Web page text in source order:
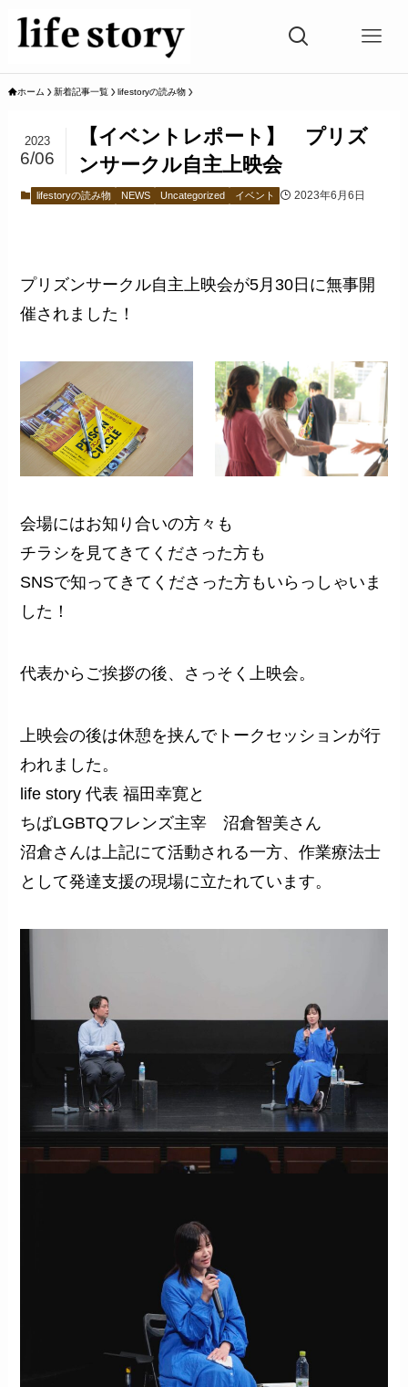
ホーム 新着記事一覧 lifestoryの読み物
【イベントレポート】 プリズ
ンサークル自主上映会
2023
6/06
lifestoryの読み物 NEWS Uncategorized イベント 2023年6月6日
プリズンサークル自主上映会が5月30日に無事開
催されました！
会場にはお知り合いの方々も
チラシを見てきてくださった方も
SNSで知ってきてくださった方もいらっしゃいま
した！
代表からご挨拶の後、さっそく上映会。
上映会の後は休憩を挟んでトークセッションが行
われました。
life story 代表 福田幸寛と
ちばLGBTQフレンズ主宰 沼倉智美さん
沼倉さんは上記にて活動される一方、作業療法士
として発達支援の現場に立たれています。